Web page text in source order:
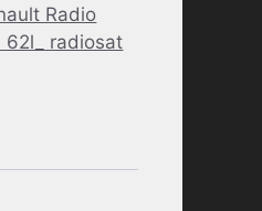
Radio
62l_ radiosat